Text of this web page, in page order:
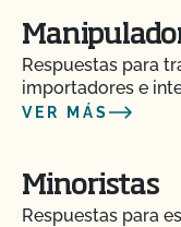
Respuestas para
importadores e
VER MÁS
Minoristas
Respuestas para
¿Realiza el CCOF
plaguicidas y
¿Ofrece el CCOF